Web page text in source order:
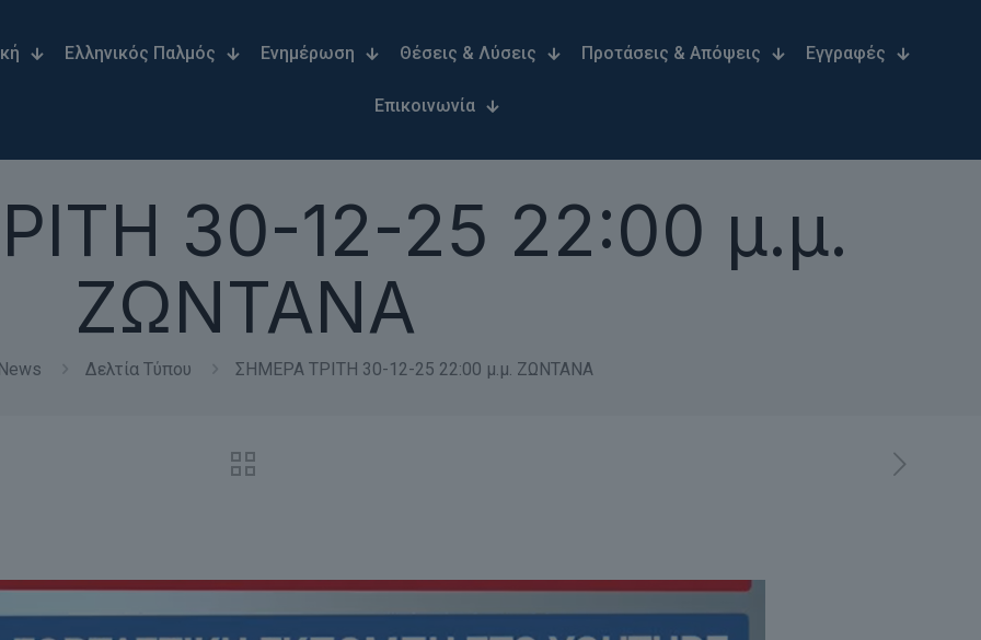
Ελληνικός Παλμός Ενημέρωση Θέσεις & Λύσεις Προτάσεις & Απόψεις Εγγραφές
Επικοινωνία
30-12-25 22:00 μ.μ.
ΖΩΝΤΑΝΑ
News Δελτία Τύπου ΣΗΜΕΡΑ ΤΡΙΤΗ 30-12-25 22:00 μ.μ. ΖΩΝΤΑΝΑ